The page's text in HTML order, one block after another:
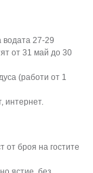
водата 27-29
от 31 май до 30
(работи от 1
интернет.
от броя на гостите